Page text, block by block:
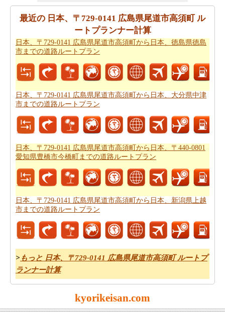
は、飛行機で行くことを好みます。あなたは日本、〒
729-0141 広島県尾道市高須町と日本、〒440-0801 愛知県
豊橋市今橋町の間の飛行距離を知りたいですか。あなた
はまた日本、〒729-0141 広島県尾道市高須町から日本、
〒440-0801 愛知県豊橋市今橋町までの飛行距離
あなたは旅に時間の制約を持っていますか。 の場合、あ
いし、これのためにあなたは日本、〒729-0141 広島県尾
での飛行時間
を知っている必要があります。
あなたのルートを得ることが計画された後、あなたの旅
のために駆動するためのコストの公正な見積もりを有す
ることが重要です。あなたはこの旅費計算機を使用して
日本、〒729-0141 広島県尾道市高須町から日本、〒440-
できます。
最近の 日本、〒729-0141 広島県尾道市高須町 ル
ートプランナー計算
日本、〒729-0141 広島県尾道市高須町から日本、徳島県徳島
市までの道路ルートプラン
日本、〒729-0141 広島県尾道市高須町から日本、大分県中津
市までの道路ルートプラン
日本、〒729-0141 広島県尾道市高須町から日本、〒440-0801
愛知県豊橋市今橋町までの道路ルートプラン
日本、〒729-0141 広島県尾道市高須町から日本、新潟県上越
市までの道路ルートプラン
> もっと 日本、〒729-0141 広島県尾道市高須町 ルートプ
ランナー計算
kyorikeisan.com